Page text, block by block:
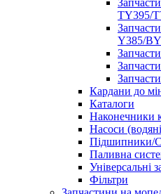
TY395/
Y385/
Кардани до
Каталоги
Наконечники
Насоси
Підшипники/
Паливна
Універсальні
Фільтри